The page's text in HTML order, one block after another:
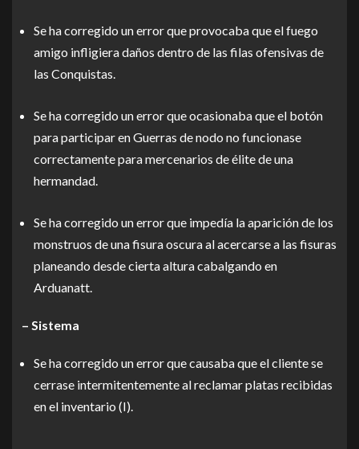
Se ha corregido un error que provocaba que el fuego
amigo infligiera daños dentro de las filas ofensivas de
las Conquistas.
Se ha corregido un error que ocasionaba que el botón
para participar en Guerras de nodo no funcionase
correctamente para mercenarios de élite de una
hermandad.
Se ha corregido un error que impedía la aparición de los
monstruos de una fisura oscura al acercarse a las fisuras
planeando desde cierta altura cabalgando en
Arduanatt.
– Sistema
Se ha corregido un error que causaba que el cliente se
cerrase intermitentemente al reclamar platas recibidas
en el inventario (I).